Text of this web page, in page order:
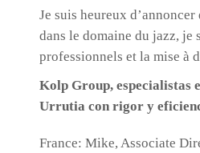
Je suis heureux
dans le domaine du jazz, je
professionnels et la mise à
Kolp Group, especialistas
Urrutia con rigor y
France: Mike, Associate